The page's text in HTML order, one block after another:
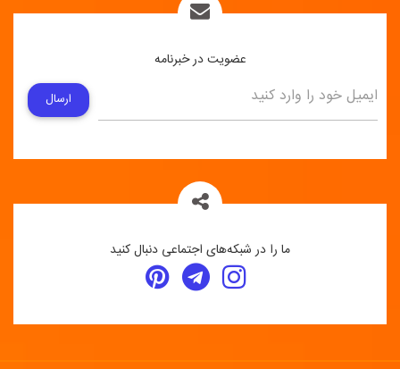
عضویت در خبرنامه
ارسال
ما را در شبکه‌های اجتماعی دنبال کنید